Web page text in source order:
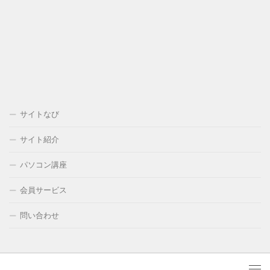
サイトなび
サイト紹介
パソコン講座
会員サービス
問い合わせ